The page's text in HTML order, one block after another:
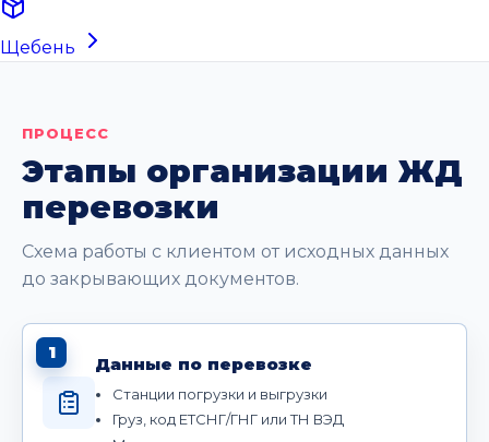
Щебень
ПРОЦЕСС
Этапы организации ЖД
перевозки
Схема работы с клиентом от исходных данных
до закрывающих документов.
1
Данные по перевозке
Станции погрузки и выгрузки
Груз, код ЕТСНГ/ГНГ или ТН ВЭД